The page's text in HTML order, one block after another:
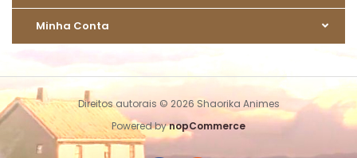
Minha Conta
Direitos autorais © 2026 Shaorika Animes
Powered bynopCommerce